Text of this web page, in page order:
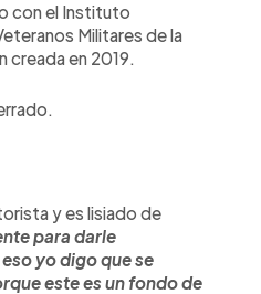
con el Instituto
Militares de la
creada en 2019.
y es lisiado de
para darle
yo digo que se
este es un fondo de